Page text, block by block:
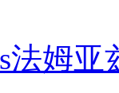
法姆亚